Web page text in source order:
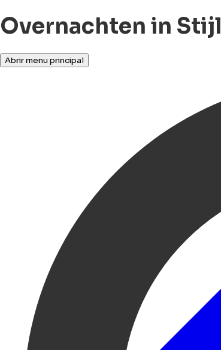
Overnachten in Stijl
Abrir menu principal